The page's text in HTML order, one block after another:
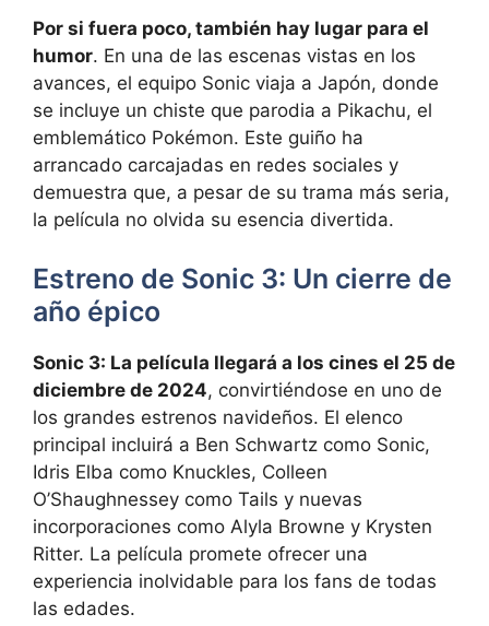
Por si fuera poco, también hay lugar para el
humor. En una de las escenas vistas en los
avances, el equipo Sonic viaja a Japón, donde
se incluye un chiste que parodia a Pikachu, el
emblemático Pokémon. Este guiño ha
arrancado carcajadas en redes sociales y
demuestra que, a pesar de su trama más seria,
la película no olvida su esencia divertida.
Estreno de Sonic 3: Un cierre de
año épico
Sonic 3: La película llegará a los cines el 25 de
diciembre de 2024, convirtiéndose en uno de
los grandes estrenos navideños. El elenco
principal incluirá a Ben Schwartz como Sonic,
Idris Elba como Knuckles, Colleen
O’Shaughnessey como Tails y nuevas
incorporaciones como Alyla Browne y Krysten
Ritter. La película promete ofrecer una
experiencia inolvidable para los fans de todas
las edades.